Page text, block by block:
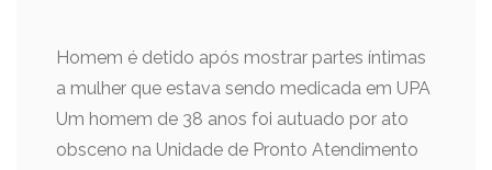
Homem é detido após mostrar partes íntimas
a mulher que estava sendo medicada em UPA
Um homem de 38 anos foi autuado por ato
obsceno na Unidade de Pronto Atendimento